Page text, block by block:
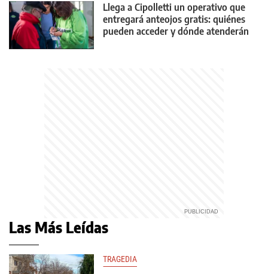
Llega a Cipolletti un operativo que
entregará anteojos gratis: quiénes
pueden acceder y dónde atenderán
Las Más Leídas
TRAGEDIA